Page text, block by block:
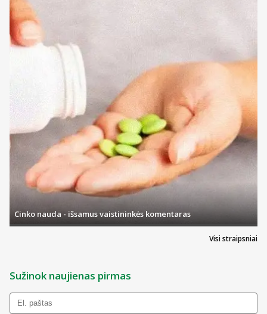
Visi straipsniai
Cinko nauda - išsamus vaistininkės komentaras
Sužinok naujienas pirmas